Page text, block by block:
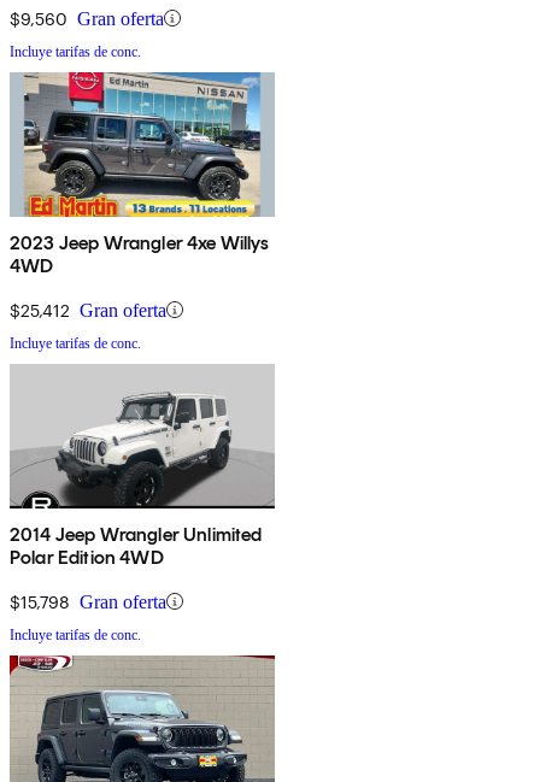
$9,560 Gran oferta
Incluye tarifas de conc.
2023 Jeep Wrangler 4xe Willys
4WD
$25,412 Gran oferta
Incluye tarifas de conc.
2014 Jeep Wrangler Unlimited
Polar Edition 4WD
$15,798 Gran oferta
Incluye tarifas de conc.